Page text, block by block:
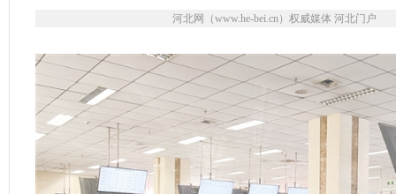
河北网（www.he-bei.cn）权威媒体 河北门户